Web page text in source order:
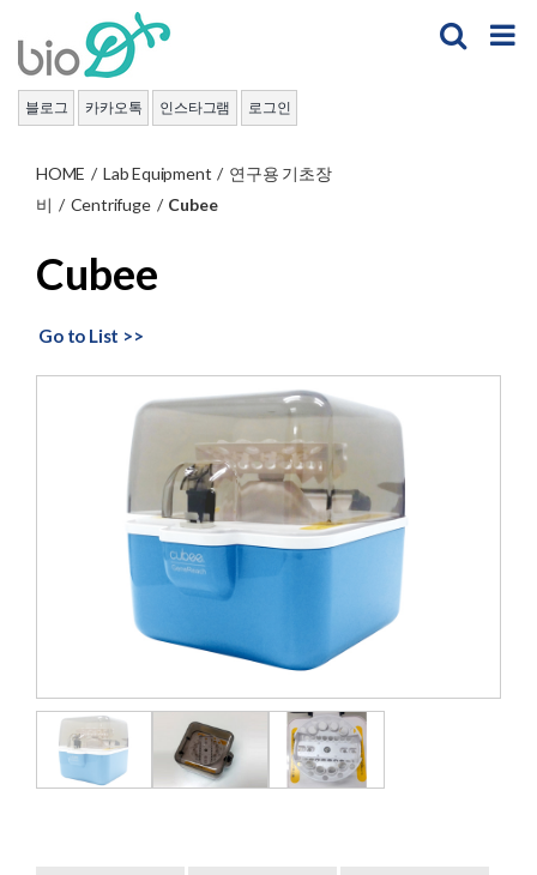
content
블로그 카카오톡 인스타그램 로그인
HOME / Lab Equipment / 연구용 기초장
비 / Centrifuge / Cubee
Cubee
Go to List >>